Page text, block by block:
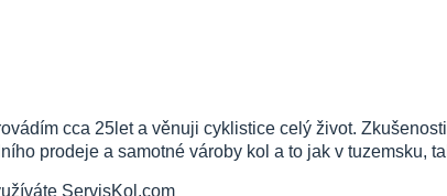
cca 25let a věnuji cyklistice celý život.
prodeje a samotné vároby kol a to jak v tuzemsku,
ServisKol.com